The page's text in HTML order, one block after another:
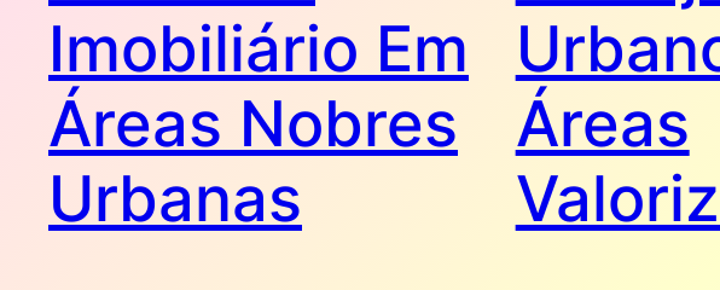
Imobiliário Em
Áreas Nobres
Urbanas
Áreas